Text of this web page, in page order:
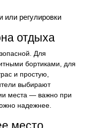
или регулировки
отдыха
Для
бортиками, для
и простую,
выбирают
места — важно при
надежнее.